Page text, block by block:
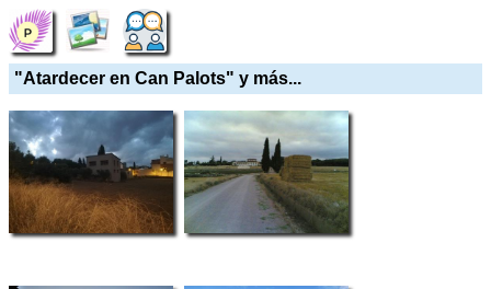
"Atardecer en Can Palots" y más...